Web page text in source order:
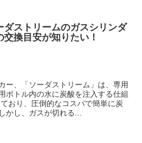
ダストリームのガスシリンダ
交換目安が知りたい！
ー、「ソーダストリーム」は、専用
ボトル内の水に炭酸を注入する仕組
おり、圧倒的なコスパで簡単に炭
かし、ガスが切れる...